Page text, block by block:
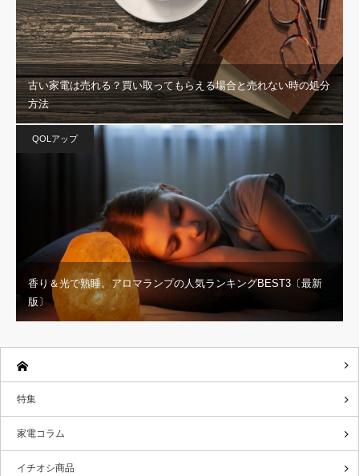
古い家電は売れる？買い取ってもらえる場合と売れない時の処分
方法
QOLアップ
香り＆光で熟睡。アロマランプの人気ランキングBEST3〔最新
版〕
特集
家電コラム
イチオシ商品